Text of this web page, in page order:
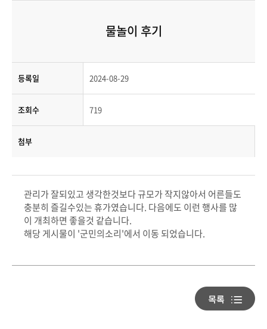
물놀이 후기
등록일 2024-08-29
조회수 719
첨부
관리가 잘되있고 생각한것보다 규모가 작지않아서 어른들도
충분히 즐길수있는 휴가였습니다. 다음에도 이런 행사를 많
이 개최하면 좋을것 같습니다.
해당 게시물이 '군민의소리'에서 이동 되었습니다.